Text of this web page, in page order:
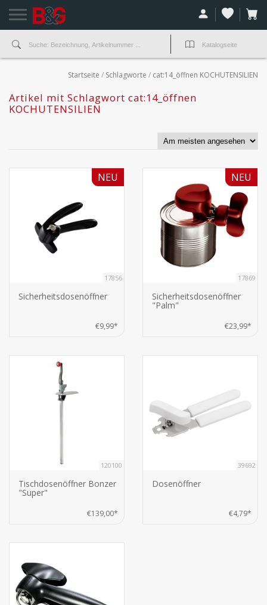
Startseite / Schlagworte / cat:14_öffnen KOCHUTENSILIEN
Artikel mit Schlagwort cat:14_öffnen
KOCHUTENSILIEN
17856
Sicherheitsdosenöffner
€9,99*
NEU
17869
Sicherheitsdosenöffner
"Palm"
€23,99*
NEU
120100
Tischdosenöffner Bonzer
"Super"
€139,00*
39692
Dosenöffner
€4,79*